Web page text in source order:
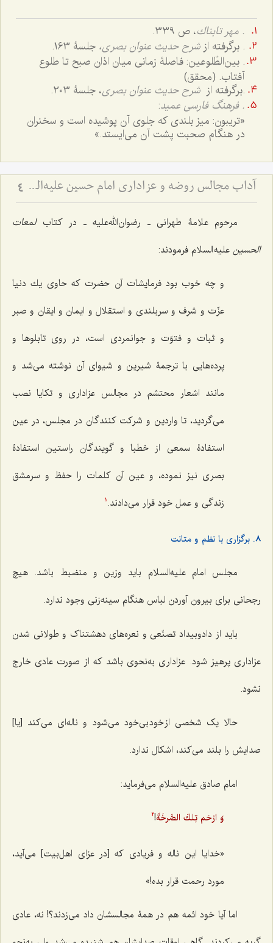
. مهر تابناك، ص 339.
. برگرفته از شرح حدیث عنوان بصری، جلسۀ 163.
. بین‌الطّلوعین: فاصلۀ زمانی میان اذان صبح تا طلوع
آفتاب. (محقق)
.برگرفته از شرح حدیث عنوان بصری، جلسۀ 203.
. فرهنگ فارسی عمید:
«تریبون: میز بلندی که جلوی آن پوشیده است و سخنران
در هنگام صحبت پشت آن می‌ایستد.»
آداب مجالس روضه و عزاداری امام حسین علیه‌السلام - و توصیه‌های بزرگان دربارۀ ماه‌های محرّم و صفر 4
مرحوم علامۀ طهرانی ـ رضوان‌الله‌علیه ـ در کتابلمعات
الحسین علیه السلام فرمودند:
و چه خوب بود فرمایشات آن حضرت كه حاوى‌ یك دنیا
عزّت و شرف و سربلندى و استقلال و ایمان و ایقان و صبر
و ثبات و فتوّت و جوانمردى است، در روى تابلوها و
پرده‌هایى با ترجمۀ شیرین و شیواى آن نوشته مى‌شد و
مانند اشعار محتشم در مجالس عزادارى و تكایا نصب
مى‌گردید، تا واردین و شركت كنندگان در مجلس، در عین
استفادۀ سمعى از خطبا و گویندگان راستین استفادۀ
بصرى نیز نموده، و عین آن كلمات را حفظ و سرمشق
زندگى و عمل خود قرار مى‌دادند. 1
8. برگزاری با نظم و متانت
مجلس امام علیه‌السلام باید وزین و منضبط باشد. هیچ
رجحانی برای بیرون آوردن لباس هنگام سینه‌زنی وجود ندارد.
باید از دادوبیداد تصنّعی و نعره‌های دهشتناک و طولانی شدن
عزاداری پرهیز شود. عزاداری به‌نحوی باشد که از صورت عادی خارج
نشود.
حالا یک شخصی از خود بی‌خود می‌شود و ناله‌ای می‌کند [یا]
صدایش را بلند می‌کند، اشکال ندارد.
امام صادق علیه‌السلام می‌فرماید:
وَ ارْحَم تِلكَ الصَّرخَةَ!
2
«خدایا این ناله و فریادی که [در عزای اهل‌بیت] می‌آید،
مورد رحمت قرار بده!»
اما آیا خود ائمه هم در همۀ مجالسشان داد می‌زدند؟! نه، عادی